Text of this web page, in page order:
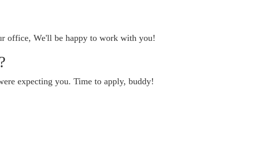
office, We'll be happy to work with you!
expecting you. Time to apply, buddy!